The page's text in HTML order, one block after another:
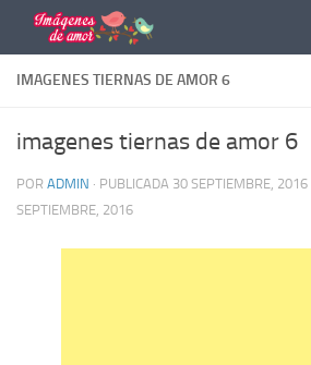
Saltar al contenido
IMAGENES TIERNAS DE AMOR 6
imagenes tiernas de amor 6
POR ADMIN · PUBLICADA 30 SEPTIEMBRE, 2016
SEPTIEMBRE, 2016